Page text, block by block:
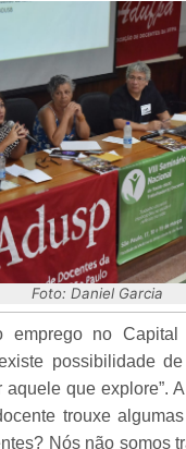
Foto: Daniel Garcia
emprego no Capital
possibilidade
aquele que explore”.
trouxe
Nós não somos